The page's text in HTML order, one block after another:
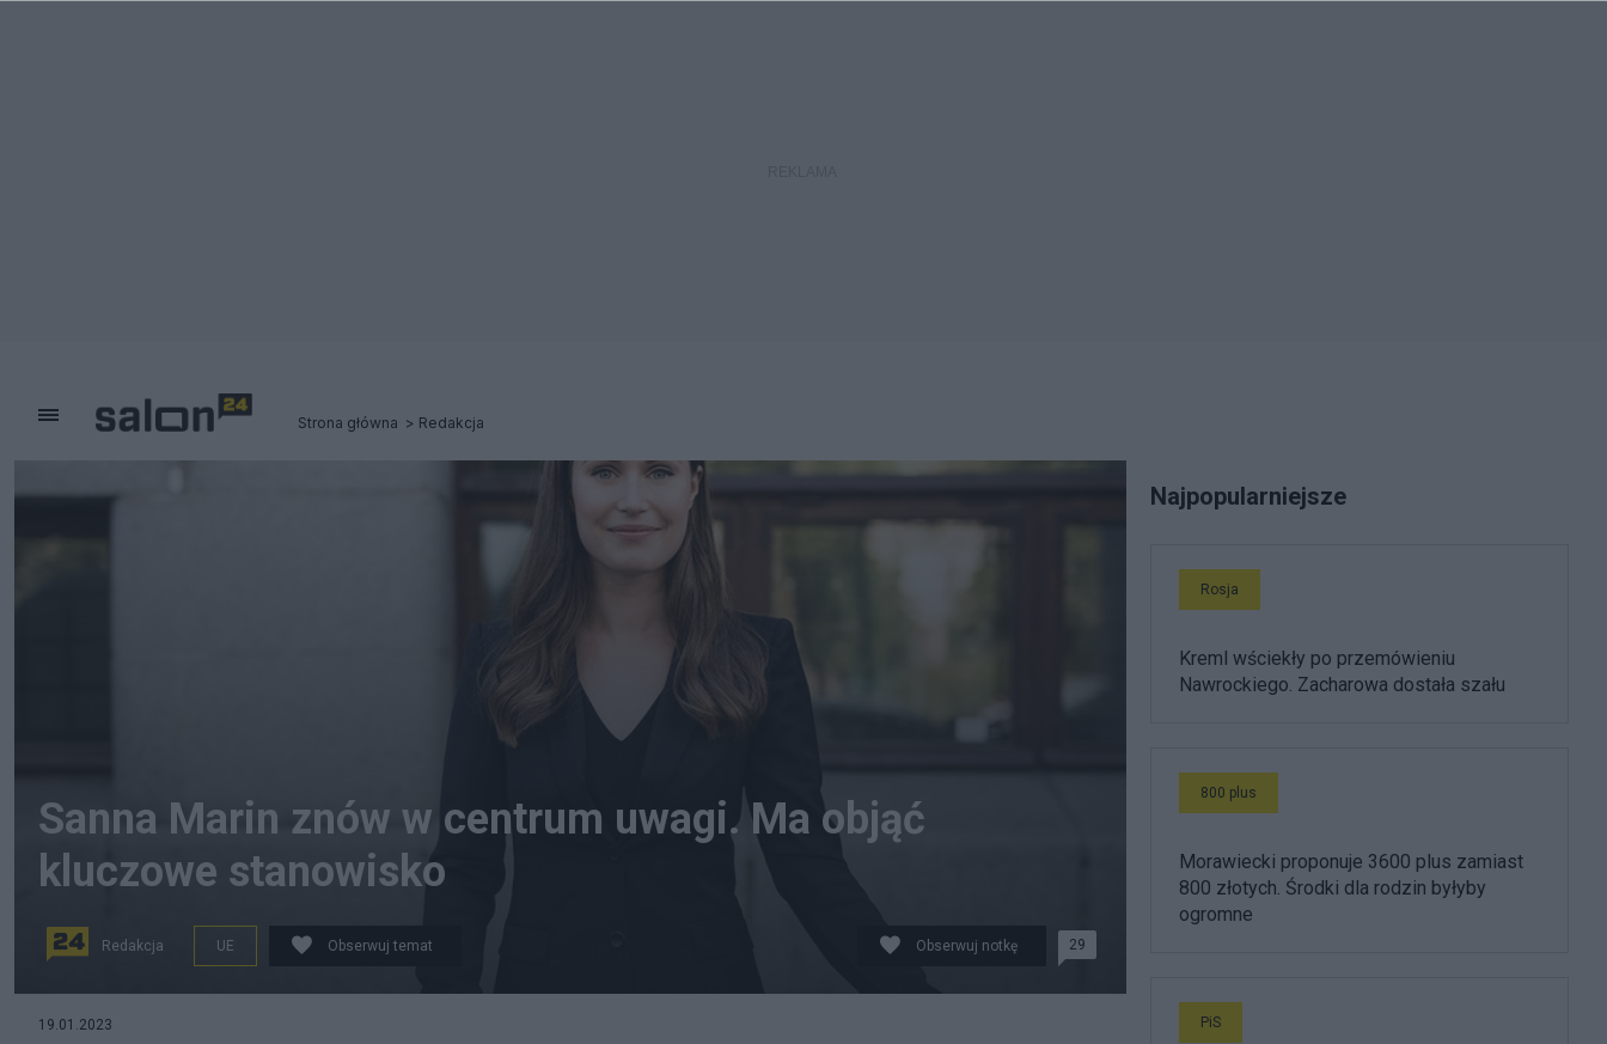
Strona główna Redakcja
Sanna Marin znów w centrum uwagi. Ma objąć
kluczowe stanowisko
Redakcja UE Obserwuj temat Obserwuj notkę 29
19.01.2023
Najpopularniejsze
Rosja
Kreml wściekły po przemówieniu
Nawrockiego. Zacharowa dostała szału
800 plus
Morawiecki proponuje 3600 plus zamiast
800 złotych. Środki dla rodzin byłyby
ogromne
PiS